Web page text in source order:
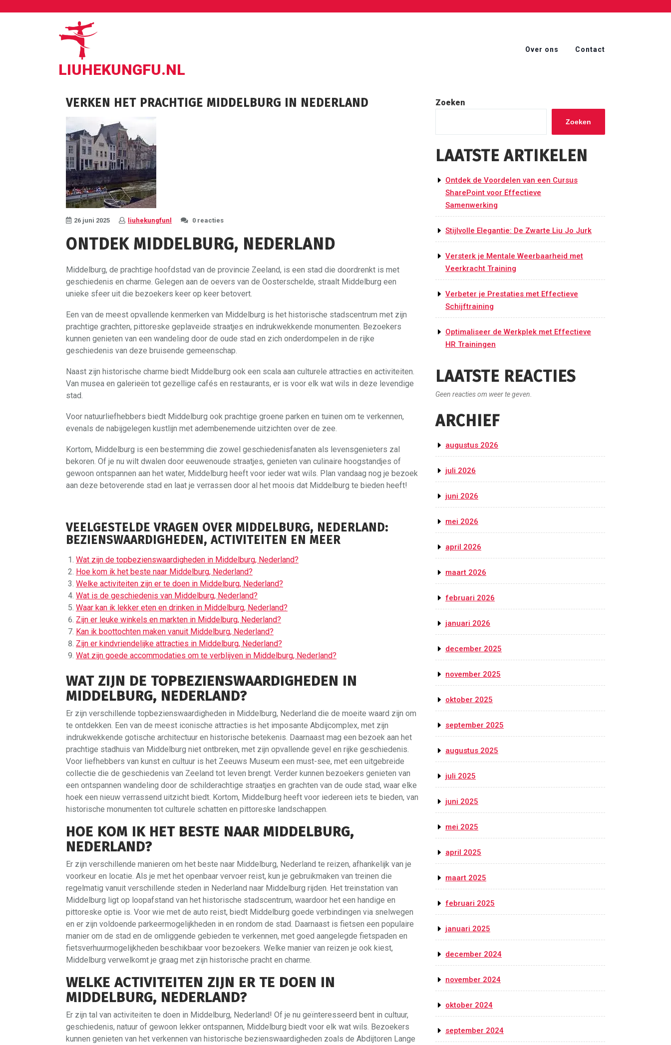
LIUHEKUNGFU.NL
Over ons Contact
VERKEN HET PRACHTIGE MIDDELBURG IN NEDERLAND
26 juni 2025 liuhekungfunl 0 reacties
ONTDEK MIDDELBURG, NEDERLAND
Middelburg, de prachtige hoofdstad van de provincie Zeeland, is een stad die doordrenkt is met
geschiedenis en charme. Gelegen aan de oevers van de Oosterschelde, straalt Middelburg een
unieke sfeer uit die bezoekers keer op keer betovert.
Een van de meest opvallende kenmerken van Middelburg is het historische stadscentrum met zijn
prachtige grachten, pittoreske geplaveide straatjes en indrukwekkende monumenten. Bezoekers
kunnen genieten van een wandeling door de oude stad en zich onderdompelen in de rijke
geschiedenis van deze bruisende gemeenschap.
Naast zijn historische charme biedt Middelburg ook een scala aan culturele attracties en activiteiten.
Van musea en galerieën tot gezellige cafés en restaurants, er is voor elk wat wils in deze levendige
stad.
Voor natuurliefhebbers biedt Middelburg ook prachtige groene parken en tuinen om te verkennen,
evenals de nabijgelegen kustlijn met adembenemende uitzichten over de zee.
Kortom, Middelburg is een bestemming die zowel geschiedenisfanaten als levensgenieters zal
bekoren. Of je nu wilt dwalen door eeuwenoude straatjes, genieten van culinaire hoogstandjes of
gewoon ontspannen aan het water, Middelburg heeft voor ieder wat wils. Plan vandaag nog je bezoek
aan deze betoverende stad en laat je verrassen door al het moois dat Middelburg te bieden heeft!
VEELGESTELDE VRAGEN OVER MIDDELBURG, NEDERLAND:
BEZIENSWAARDIGHEDEN, ACTIVITEITEN EN MEER
Wat zijn de topbezienswaardigheden in Middelburg, Nederland?
Hoe kom ik het beste naar Middelburg, Nederland?
Welke activiteiten zijn er te doen in Middelburg, Nederland?
Wat is de geschiedenis van Middelburg, Nederland?
Waar kan ik lekker eten en drinken in Middelburg, Nederland?
Zijn er leuke winkels en markten in Middelburg, Nederland?
Kan ik boottochten maken vanuit Middelburg, Nederland?
Zijn er kindvriendelijke attracties in Middelburg, Nederland?
Wat zijn goede accommodaties om te verblijven in Middelburg, Nederland?
WAT ZIJN DE TOPBEZIENSWAARDIGHEDEN IN
MIDDELBURG, NEDERLAND?
Er zijn verschillende topbezienswaardigheden in Middelburg, Nederland die de moeite waard zijn om
te ontdekken. Een van de meest iconische attracties is het imposante Abdijcomplex, met zijn
indrukwekkende gotische architectuur en historische betekenis. Daarnaast mag een bezoek aan het
prachtige stadhuis van Middelburg niet ontbreken, met zijn opvallende gevel en rijke geschiedenis.
Voor liefhebbers van kunst en cultuur is het Zeeuws Museum een must-see, met een uitgebreide
collectie die de geschiedenis van Zeeland tot leven brengt. Verder kunnen bezoekers genieten van
een ontspannen wandeling door de schilderachtige straatjes en grachten van de oude stad, waar elke
hoek een nieuw verrassend uitzicht biedt. Kortom, Middelburg heeft voor iedereen iets te bieden, van
historische monumenten tot culturele schatten en pittoreske landschappen.
HOE KOM IK HET BESTE NAAR MIDDELBURG,
NEDERLAND?
Er zijn verschillende manieren om het beste naar Middelburg, Nederland te reizen, afhankelijk van je
voorkeur en locatie. Als je met het openbaar vervoer reist, kun je gebruikmaken van treinen die
regelmatig vanuit verschillende steden in Nederland naar Middelburg rijden. Het treinstation van
Middelburg ligt op loopafstand van het historische stadscentrum, waardoor het een handige en
pittoreske optie is. Voor wie met de auto reist, biedt Middelburg goede verbindingen via snelwegen
en er zijn voldoende parkeermogelijkheden in en rondom de stad. Daarnaast is fietsen een populaire
manier om de stad en de omliggende gebieden te verkennen, met goed aangelegde fietspaden en
fietsverhuurmogelijkheden beschikbaar voor bezoekers. Welke manier van reizen je ook kiest,
Middelburg verwelkomt je graag met zijn historische pracht en charme.
WELKE ACTIVITEITEN ZIJN ER TE DOEN IN
MIDDELBURG, NEDERLAND?
Er zijn tal van activiteiten te doen in Middelburg, Nederland! Of je nu geïnteresseerd bent in cultuur,
geschiedenis, natuur of gewoon lekker ontspannen, Middelburg biedt voor elk wat wils. Bezoekers
kunnen genieten van het verkennen van historische bezienswaardigheden zoals de Abdijtoren Lange
Zoeken
Zoeken
LAATSTE ARTIKELEN
Ontdek de Voordelen van een Cursus
SharePoint voor Effectieve
Samenwerking
Stijlvolle Elegantie: De Zwarte Liu Jo Jurk
Versterk je Mentale Weerbaarheid met
Veerkracht Training
Verbeter je Prestaties met Effectieve
Schijftraining
Optimaliseer de Werkplek met Effectieve
HR Trainingen
LAATSTE REACTIES
Geen reacties om weer te geven.
ARCHIEF
augustus 2026
juli 2026
juni 2026
mei 2026
april 2026
maart 2026
februari 2026
januari 2026
december 2025
november 2025
oktober 2025
september 2025
augustus 2025
juli 2025
juni 2025
mei 2025
april 2025
maart 2025
februari 2025
januari 2025
december 2024
november 2024
oktober 2024
september 2024